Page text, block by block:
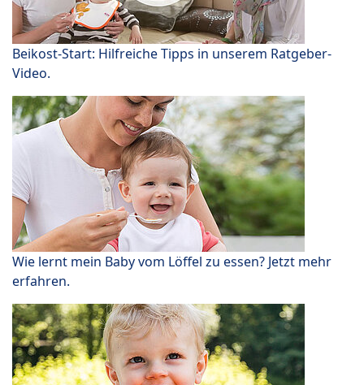
Beikost-Start: Hilfreiche Tipps in unserem Ratgeber-
Video.
Wie lernt mein Baby vom Löffel zu essen? Jetzt mehr
erfahren.